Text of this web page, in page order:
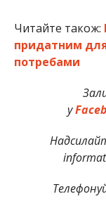
Читайте також:
придатним
потребами
у